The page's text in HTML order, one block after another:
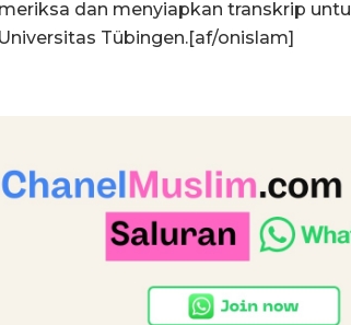
dan menyiapkan transkrip
Tübingen.[af/onislam]